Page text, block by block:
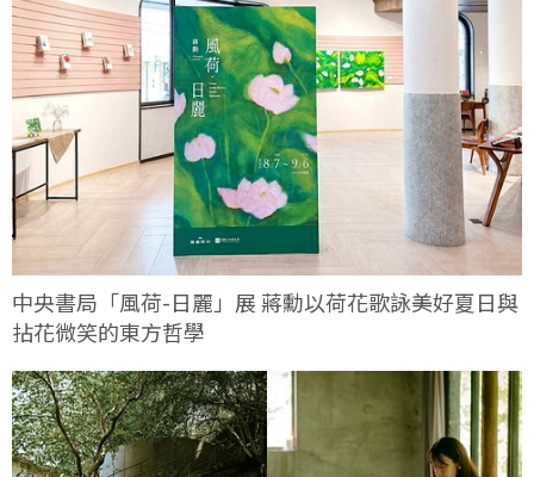
中央書局「風荷-日麗」展 蔣勳以荷花歌詠美好夏日與
拈花微笑的東方哲學